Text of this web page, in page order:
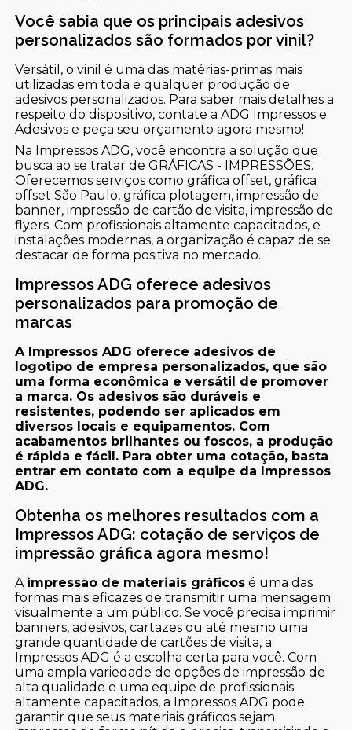
Você sabia que os principais adesivos
personalizados são formados por vinil?
Versátil, o vinil é uma das matérias-primas mais
utilizadas em toda e qualquer produção de
adesivos personalizados. Para saber mais detalhes a
respeito do dispositivo, contate a ADG Impressos e
Adesivos e peça seu orçamento agora mesmo!
Na Impressos ADG, você encontra a solução que
busca ao se tratar de GRÁFICAS - IMPRESSÕES.
Oferecemos serviços como gráfica offset, gráfica
offset São Paulo, gráfica plotagem, impressão de
banner, impressão de cartão de visita, impressão de
flyers. Com profissionais altamente capacitados, e
instalações modernas, a organização é capaz de se
destacar de forma positiva no mercado.
Impressos ADG oferece adesivos
personalizados para promoção de
marcas
A Impressos ADG oferece adesivos de
logotipo de empresa personalizados, que são
uma forma econômica e versátil de promover
a marca. Os adesivos são duráveis e
resistentes, podendo ser aplicados em
diversos locais e equipamentos. Com
acabamentos brilhantes ou foscos, a produção
é rápida e fácil. Para obter uma cotação, basta
entrar em contato com a equipe da Impressos
ADG.
Obtenha os melhores resultados com a
Impressos ADG: cotação de serviços de
impressão gráfica agora mesmo!
A impressão de materiais gráficos é uma das
formas mais eficazes de transmitir uma mensagem
visualmente a um público. Se você precisa imprimir
banners, adesivos, cartazes ou até mesmo uma
grande quantidade de cartões de visita, a
Impressos ADG é a escolha certa para você. Com
uma ampla variedade de opções de impressão de
alta qualidade e uma equipe de profissionais
altamente capacitados, a Impressos ADG pode
garantir que seus materiais gráficos sejam